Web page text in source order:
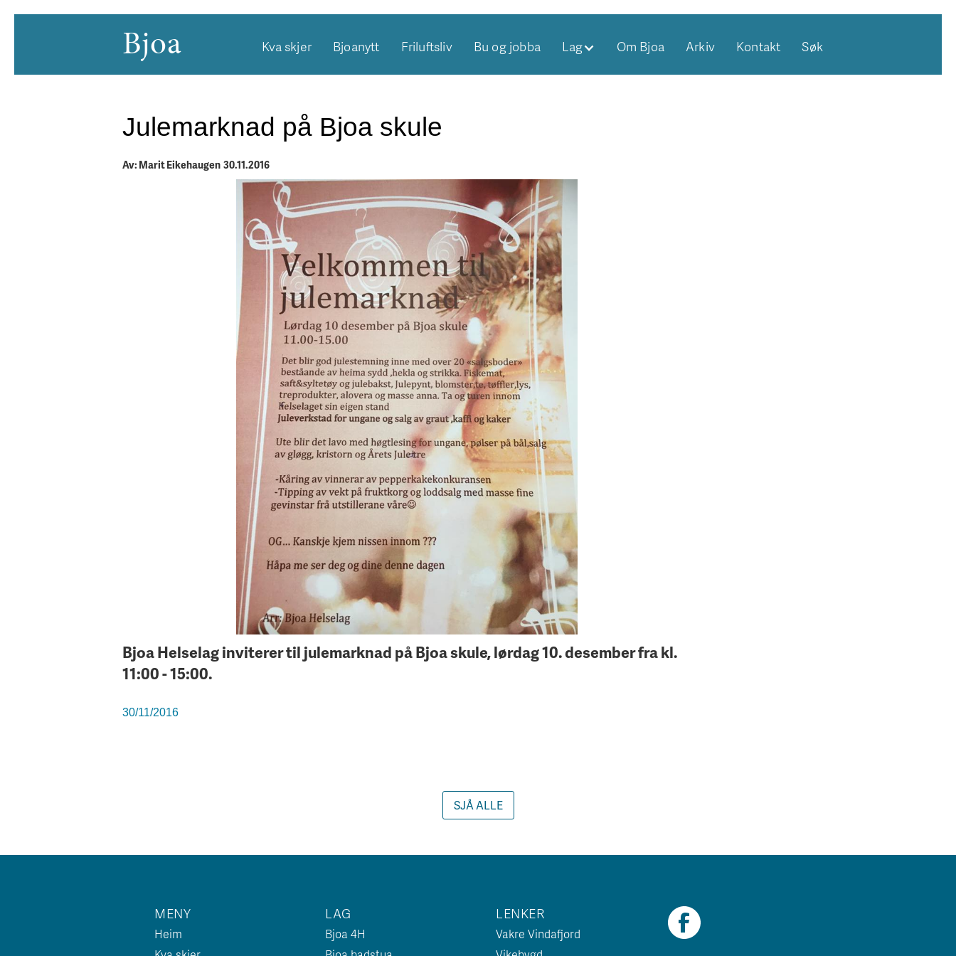
Bjoa Kva skjer Bjoanytt Friluftsliv Bu og jobba Lag Om Bjoa Arkiv Kontakt Søk
Julemarknad på Bjoa skule
Av: Marit Eikehaugen 30.11.2016
Bjoa Helselag inviterer til julemarknad på Bjoa skule, lørdag 10. desember fra kl.
11:00 - 15:00.
30/11/2016
SJÅ ALLE
MENY
Heim
LAG
Bjoa 4H
LENKER
Vakre Vindafjord